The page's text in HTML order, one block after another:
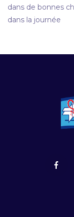
dans de bonnes
dans la journée